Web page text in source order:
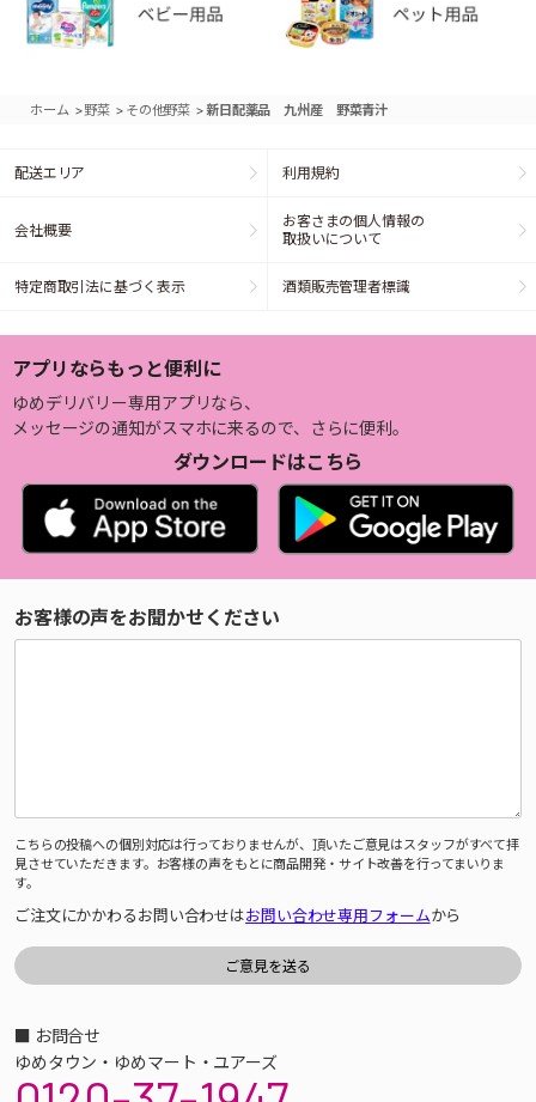
ホーム >野菜 > その他野菜 >新日配薬品 九州産 野菜青汁
配送エリア 利用規約
会社概要
お客さまの個人情報の
取扱いについて
特定商取引法に基づく表示 酒類販売管理者標識
アプリならもっと便利に
ゆめデリバリー専用アプリなら、
メッセージの通知がスマホに来るので、さらに便利。
ダウンロードはこちら
お客様の声をお聞かせください
こちらの投稿への個別対応は行っておりませんが、頂いたご意見はスタッフがすべて拝
見させていただきます。お客様の声をもとに商品開発・サイト改善を行ってまいりま
す。
ご注文にかかわるお問い合わせはお問い合わせ専用フォームから
■ お問合せ
ゆめタウン・ゆめマート・ユアーズ